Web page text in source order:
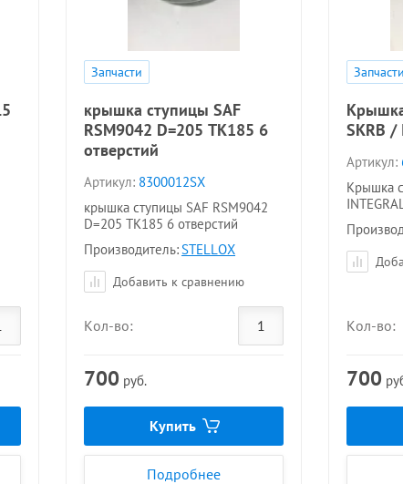
Запчасти
крышка ступицы SAF
RSM9042 D=205 TK185 6
отверстий
Артикул: 8300012SX
крышка ступицы SAF RSM9042
D=205 TK185 6 отверстий
Производитель:STELLOX
Добавить к сравнению
Кол-во:
700 руб.
Купить
Подробнее
Запчасти
SKRB /
Артикул:
Крышка
INTEGRAL
Кол-во:
700